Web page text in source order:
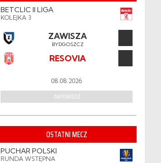
BETCLIC II LIGA
KOLEJKA 3
ZAWISZA
BYDGOSZCZ
RESOVIA
08.08.2026
ZAPOWIEDŹ
OSTATNI MECZ
PUCHAR POLSKI
RUNDA WSTĘPNA